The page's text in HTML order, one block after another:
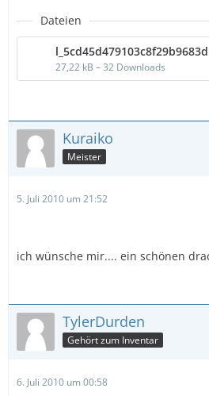
Dateien
27,22 kB – 32 Downloads
Kuraiko
Meister
5. Juli 2010 um 21:52
ich wünsche mir.... ein schönen
TylerDurden
Gehört zum Inventar
6. Juli 2010 um 00:58